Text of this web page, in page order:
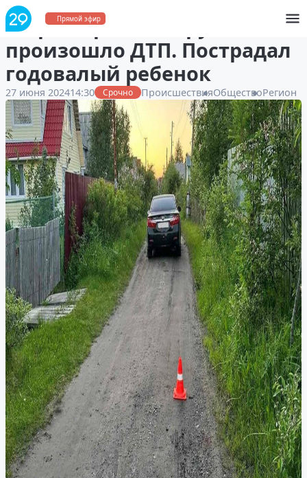
Прямой эфир
В Приморском округе
произошло ДТП. Пострадал
годовалый ребенок
27 июня 202414:30 Срочно ПроисшествияОбществоРегион